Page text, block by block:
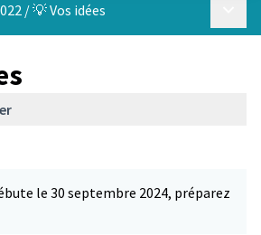
/💡 Vos idées
le 30 septembre 2024, préparez